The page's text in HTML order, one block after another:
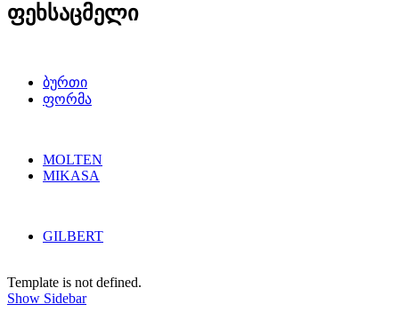
ფეხსაცმელი
ბურთი
ფორმა
MOLTEN
MIKASA
GILBERT
Template is not defined.
Show Sidebar